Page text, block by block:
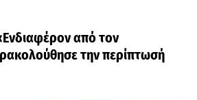
από τον
την περίπτωσή